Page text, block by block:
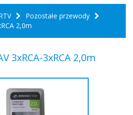
Pozostałe przewody
2,0m
3xRCA-3xRCA 2,0m